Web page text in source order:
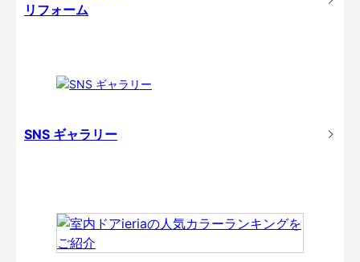
リフォーム
SNS ギャラリー